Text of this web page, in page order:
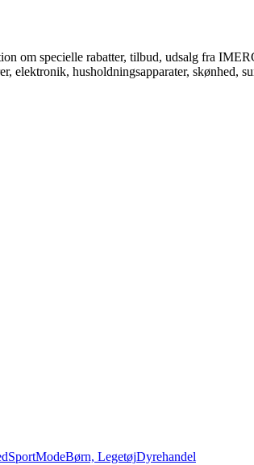
om specielle rabatter, tilbud, udsalg fra
elektronik, husholdningsapparater, skønhed,
SportModeBørn, LegetøjDyrehandel